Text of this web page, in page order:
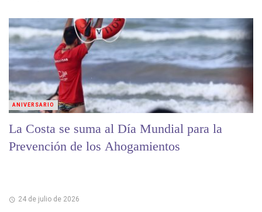
La Costa se suma al Día Mundial para la
Prevención de los Ahogamientos
24 de julio de 2026
ANIVERSARIO